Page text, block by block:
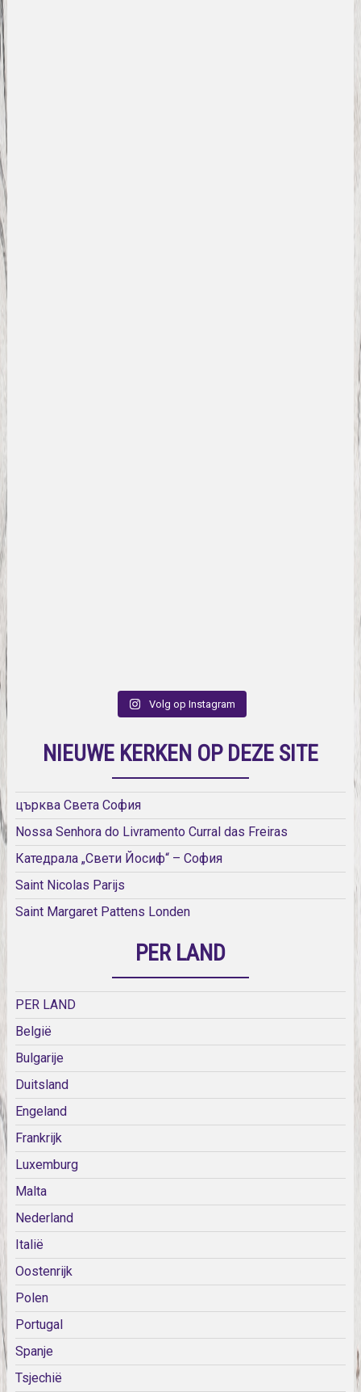
Volg op Instagram
NIEUWE KERKEN OP DEZE SITE
църква Света София
Nossa Senhora do Livramento Curral das Freiras
Катедрала „Свети Йосиф“ – София
Saint Nicolas Parijs
Saint Margaret Pattens Londen
PER LAND
PER LAND
België
Bulgarije
Duitsland
Engeland
Frankrijk
Luxemburg
Malta
Nederland
Italië
Oostenrijk
Polen
Portugal
Spanje
Tsjechië